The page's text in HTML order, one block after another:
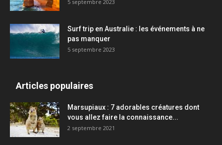
5 septembre 2023
Surf trip en Australie : les événements à ne
pas manquer
5 septembre 2023
Articles populaires
Marsupiaux : 7 adorables créatures dont
vous allez faire la connaissance...
2 septembre 2021